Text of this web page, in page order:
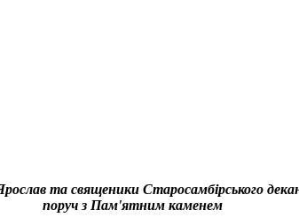
та священики Старосамбірського
поруч з Пам'ятним каменем